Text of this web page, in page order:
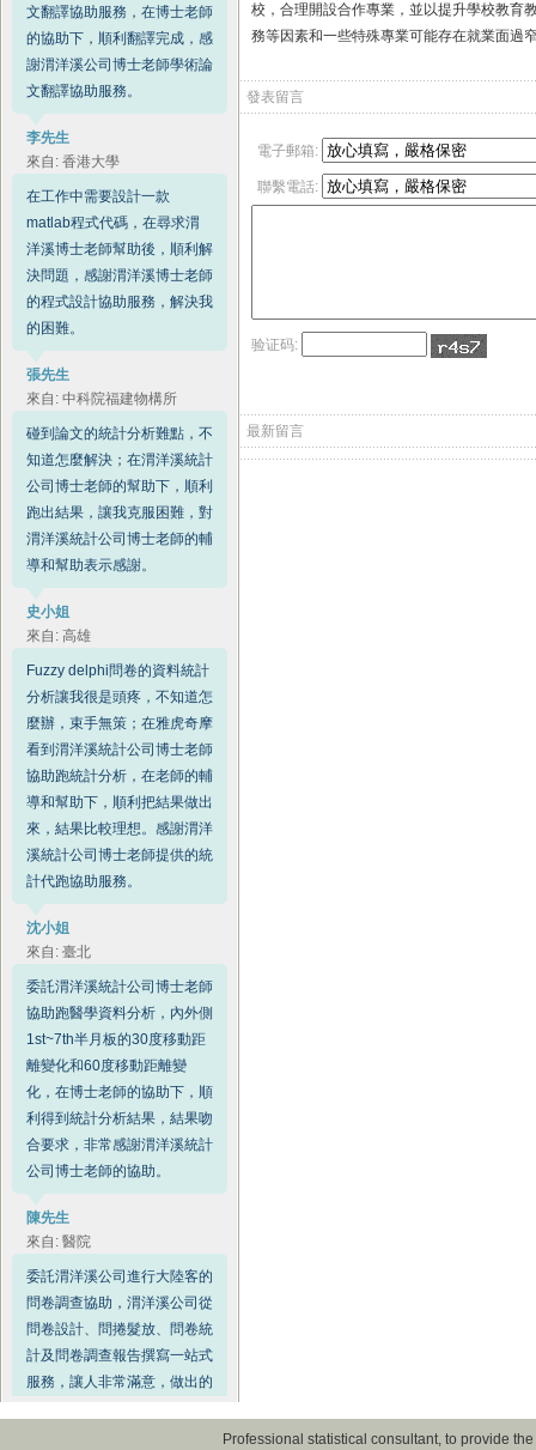
文翻譯協助服務，在博士老師
的協助下，順利翻譯完成，感
謝渭洋溪公司博士老師學術論
文翻譯協助服務。
李先生
來自: 香港大學
在工作中需要設計一款
matlab程式代碼，在尋求渭
洋溪博士老師幫助後，順利解
決問題，感謝渭洋溪博士老師
的程式設計協助服務，解決我
的困難。
張先生
來自: 中科院福建物構所
碰到論文的統計分析難點，不
知道怎麼解決；在渭洋溪統計
公司博士老師的幫助下，順利
跑出結果，讓我克服困難，對
渭洋溪統計公司博士老師的輔
導和幫助表示感謝。
史小姐
來自: 高雄
Fuzzy delphi問卷的資料統計
分析讓我很是頭疼，不知道怎
麼辦，束手無策；在雅虎奇摩
看到渭洋溪統計公司博士老師
協助跑統計分析，在老師的輔
導和幫助下，順利把結果做出
來，結果比較理想。感謝渭洋
溪統計公司博士老師提供的統
計代跑協助服務。
沈小姐
來自: 臺北
委託渭洋溪統計公司博士老師
協助跑醫學資料分析，內外側
1st~7th半月板的30度移動距
離變化和60度移動距離變
化，在博士老師的協助下，順
利得到統計分析結果，結果吻
合要求，非常感謝渭洋溪統計
公司博士老師的協助。
陳先生
來自: 醫院
委託渭洋溪公司進行大陸客的
問卷調查協助，渭洋溪公司從
問卷設計、問捲髮放、問卷統
計及問卷調查報告撰寫一站式
服務，讓人非常滿意，做出的
校，合理開設合作專業，並以提升學校教育
務等因素和一些特殊專業可能存在就業面過
發表留言
電子郵箱:
聯繫電話:
验证码:
最新留言
Professional statistical consultant, to provide